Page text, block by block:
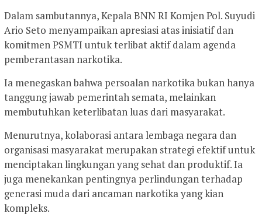
Dalam sambutannya, Kepala BNN RI Komjen Pol. Suyudi
Ario Seto menyampaikan apresiasi atas inisiatif dan
komitmen PSMTI untuk terlibat aktif dalam agenda
pemberantasan narkotika.
Ia menegaskan bahwa persoalan narkotika bukan hanya
tanggung jawab pemerintah semata, melainkan
membutuhkan keterlibatan luas dari masyarakat.
Menurutnya, kolaborasi antara lembaga negara dan
organisasi masyarakat merupakan strategi efektif untuk
menciptakan lingkungan yang sehat dan produktif. Ia
juga menekankan pentingnya perlindungan terhadap
generasi muda dari ancaman narkotika yang kian
kompleks.